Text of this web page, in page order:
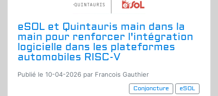
eSOL et Quintauris main dans la
main pour renforcer l'intégration
logicielle dans les plateformes
automobiles RISC-V
Publié le 10-04-2026 par Francois Gauthier
Conjoncture
eSOL